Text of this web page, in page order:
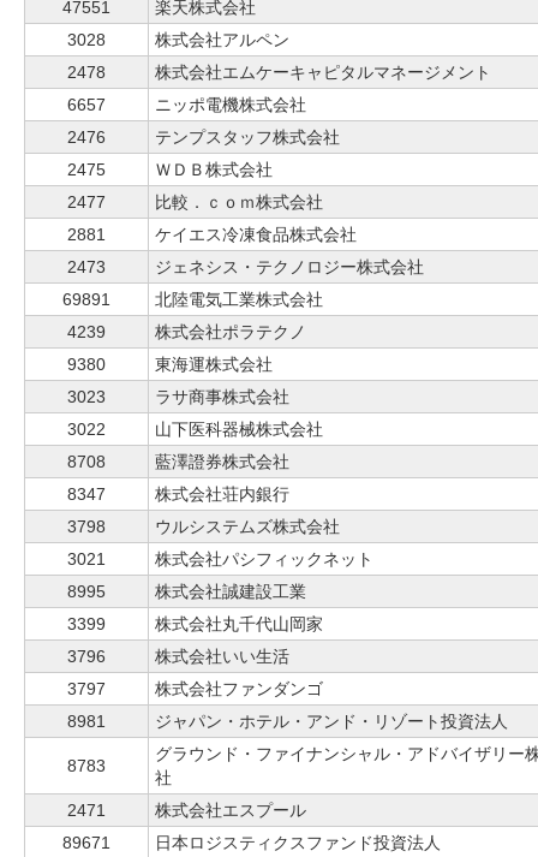
47551
楽天株式会社
3028
株式会社アルペン
2478
株式会社エムケーキャピタルマネージメント
6657
ニッポ電機株式会社
2476
テンプスタッフ株式会社
2475
ＷＤＢ株式会社
2477
比較．ｃｏｍ株式会社
2881
ケイエス冷凍食品株式会社
2473
ジェネシス・テクノロジー株式会社
69891
北陸電気工業株式会社
4239
株式会社ポラテクノ
9380
東海運株式会社
3023
ラサ商事株式会社
3022
山下医科器械株式会社
8708
藍澤證券株式会社
8347
株式会社荘内銀行
3798
ウルシステムズ株式会社
3021
株式会社パシフィックネット
8995
株式会社誠建設工業
3399
株式会社丸千代山岡家
3796
株式会社いい生活
3797
株式会社ファンダンゴ
8981
ジャパン・ホテル・アンド・リゾート投資法人
8783
グラウンド・ファイナンシャル・アドバイザリー
社
2471
株式会社エスプール
89671
日本ロジスティクスファンド投資法人